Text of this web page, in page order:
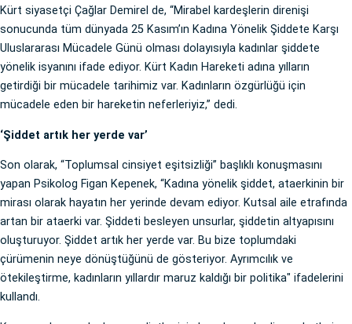
Kürt siyasetçi Çağlar Demirel de, “Mirabel kardeşlerin direnişi
sonucunda tüm dünyada 25 Kasım’ın Kadına Yönelik Şiddete Karşı
Uluslararası Mücadele Günü olması dolayısıyla kadınlar şiddete
yönelik isyanını ifade ediyor. Kürt Kadın Hareketi adına yılların
getirdiği bir mücadele tarihimiz var. Kadınların özgürlüğü için
mücadele eden bir hareketin neferleriyiz,” dedi.
‘Şiddet artık her yerde var’
Son olarak, “Toplumsal cinsiyet eşitsizliği” başlıklı konuşmasını
yapan Psikolog Figan Kepenek, “Kadına yönelik şiddet, ataerkinin bir
mirası olarak hayatın her yerinde devam ediyor. Kutsal aile etrafında
artan bir ataerki var. Şiddeti besleyen unsurlar, şiddetin altyapısını
oluşturuyor. Şiddet artık her yerde var. Bu bize toplumdaki
çürümenin neye dönüştüğünü de gösteriyor. Ayrımcılık ve
ötekileştirme, kadınların yıllardır maruz kaldığı bir politika" ifadelerini
kullandı.